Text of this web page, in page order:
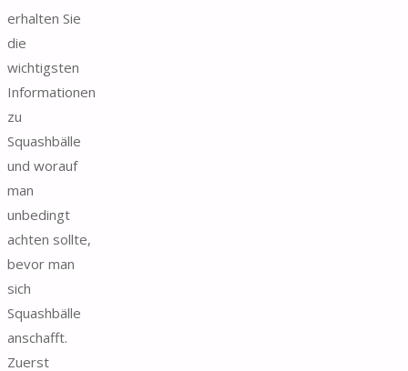
erhalten Sie
die
wichtigsten
Informationen
zu
Squashbälle
und worauf
man
unbedingt
achten sollte,
bevor man
sich
Squashbälle
anschafft.
Zuerst